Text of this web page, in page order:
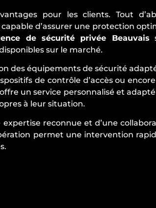
pour les clients. Tout
d’assurer une protection
de sécurité privée Beauvais
sur le marché.
des équipements de sécurité
de contrôle d’accès ou
offre un service personnalisé et
à leur situation.
expertise reconnue et d’une
permet une intervention